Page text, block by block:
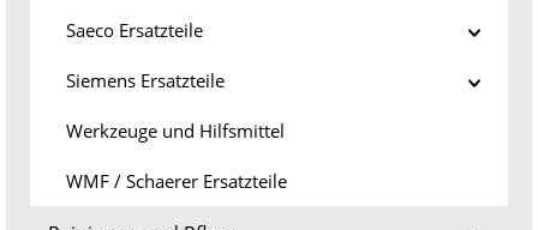
Saeco Ersatzteile
Siemens Ersatzteile
Werkzeuge und Hilfsmittel
WMF / Schaerer Ersatzteile